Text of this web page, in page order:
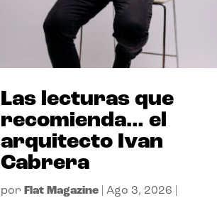
Las lecturas que
recomienda… el
arquitecto Ivan
Cabrera
por Flat Magazine |Ago 3, 2026